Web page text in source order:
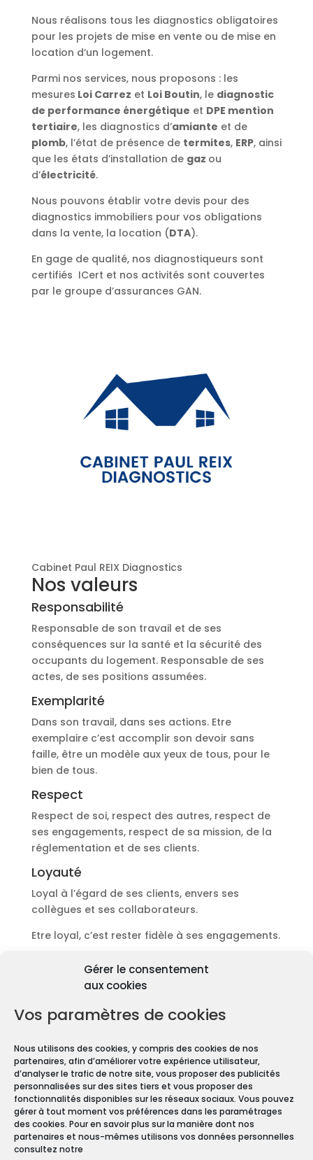
Gérer le consentement
aux cookies
Vos paramètres de cookies
Nous utilisons des cookies, y compris des cookies de nos
partenaires, afin d’améliorer votre expérience utilisateur,
d’analyser le trafic de notre site, vous proposer des publicités
personnalisées sur des sites tiers et vous proposer des
fonctionnalités disponibles sur les réseaux sociaux. Vous pouvez
gérer à tout moment vos préférences dans les paramétrages
des cookies. Pour en savoir plus sur la manière dont nos
partenaires et nous-mêmes utilisons vos données personnelles
consultez notre
Nous réalisons tous les diagnostics obligatoires
pour les projets de mise en vente ou de mise en
location d’un logement.
Parmi nos services, nous proposons : les
mesures Loi Carrez et Loi Boutin, le diagnostic
de performance énergétique et DPE mention
tertiaire, les diagnostics d’amiante et de
plomb, l’état de présence de termites, ERP, ainsi
que les états d’installation de gaz ou
d’électricité.
Nous pouvons établir votre devis pour des
diagnostics immobiliers pour vos obligations
dans la vente, la location (DTA).
En gage de qualité, nos diagnostiqueurs sont
certifiés ICert et nos activités sont couvertes
par le groupe d’assurances GAN.
Cabinet Paul REIX Diagnostics
Nos valeurs
Responsabilité
Responsable de son travail et de ses
conséquences sur la santé et la sécurité des
occupants du logement. Responsable de ses
actes, de ses positions assumées.
Exemplarité
Dans son travail, dans ses actions. Etre
exemplaire c’est accomplir son devoir sans
faille, être un modèle aux yeux de tous, pour le
bien de tous.
Respect
Respect de soi, respect des autres, respect de
ses engagements, respect de sa mission, de la
réglementation et de ses clients.
Loyauté
Loyal à l’égard de ses clients, envers ses
collègues et ses collaborateurs.
Etre loyal, c’est rester fidèle à ses engagements.
Découvrir les diagnostics
Pourquoi les diagnostics
immobiliers sont
obligatoires ?
Carrez, les diagnostics immobiliers sont devenus
obligatoires pour toute transaction immobilière.
En effet, que vous vendiez ou louiez une maison
ou un appartement, vous devez constituer un
Dossier de Diagnostic Technique (DDT).